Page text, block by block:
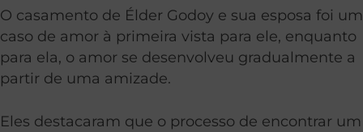
O casamento de Élder Godoy e sua esposa foi um
caso de amor à primeira vista para ele, enquanto
para ela, o amor se desenvolveu gradualmente a
partir de uma amizade.
Eles destacaram que o processo de encontrar um